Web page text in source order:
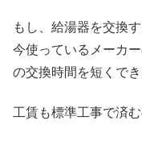
もし、給湯器を交換
今使っているメーカ
の交換時間を短くでき
工賃も標準工事で済